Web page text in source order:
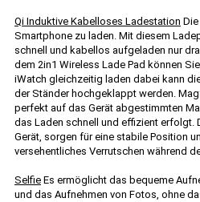
Qi Induktive Kabelloses Ladestation
Smartphone zu laden. Mit diesem
schnell und kabellos aufgeladen nur
dem 2in1 Wireless Lade Pad können
iWatch gleichzeitig laden dabei kann
der Ständer hochgeklappt werden.
perfekt auf das Gerät abgestimmten
das Laden schnell und effizient erfolgt.
Gerät, sorgen für eine stabile Position
versehentliches Verrutschen während
Selfie Es ermöglicht das bequeme
und das Aufnehmen von Fotos, ohne